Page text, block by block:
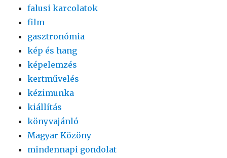
falusi karcolatok
film
gasztronómia
kép és hang
képelemzés
kertművelés
kézimunka
kiállítás
könyvajánló
Magyar Közöny
mindennapi gondolat